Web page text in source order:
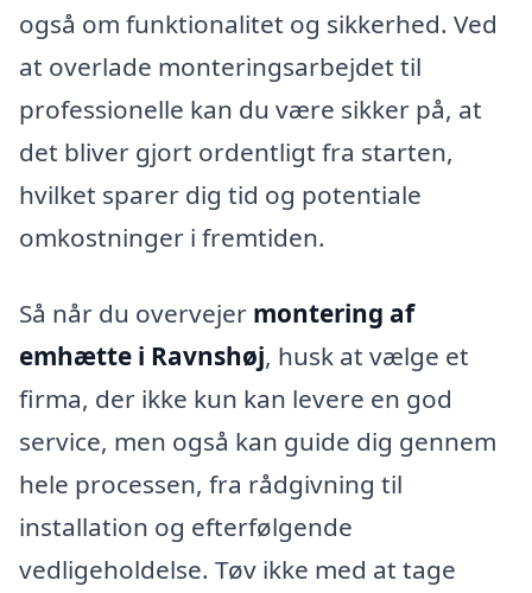
også om funktionalitet og sikkerhed. Ved
at overlade monteringsarbejdet til
professionelle kan du være sikker på, at
det bliver gjort ordentligt fra starten,
hvilket sparer dig tid og potentiale
omkostninger i fremtiden.
Så når du overvejer montering af
emhætte i Ravnshøj, husk at vælge et
firma, der ikke kun kan levere en god
service, men også kan guide dig gennem
hele processen, fra rådgivning til
installation og efterfølgende
vedligeholdelse. Tøv ikke med at tage